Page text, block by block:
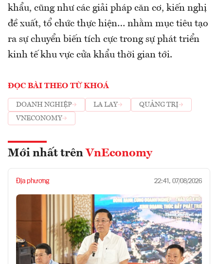
khẩu, cũng như các giải pháp căn cơ, kiến nghị
đề xuất, tổ chức thực hiện… nhằm mục tiêu tạo
ra sự chuyển biến tích cực trong sự phát triển
kinh tế khu vực cửa khẩu thời gian tới.
ĐỌC BÀI THEO TỪ KHOÁ
DOANH NGHIỆP LA LAY
QUẢNG TRỊ
VNECONOMY
Mới nhất trên VnEconomy
Địa phương 22:41, 07/08/2026